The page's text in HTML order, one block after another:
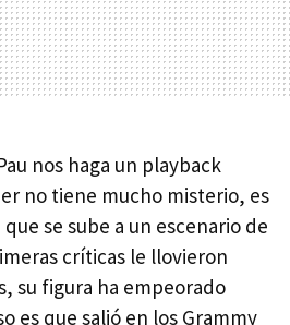
nos haga un playback
no tiene mucho misterio, es
se sube a un escenario de
críticas le llovieron
su figura ha empeorado
es que salió en los Grammy